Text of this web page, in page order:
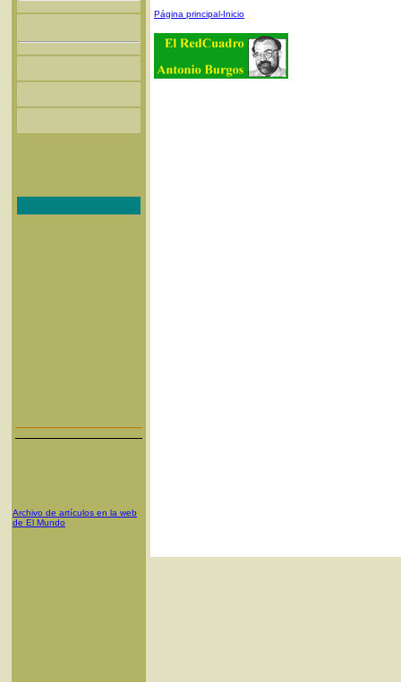
Archivo de artículos en la web
de El Mundo
Página principal-Inicio